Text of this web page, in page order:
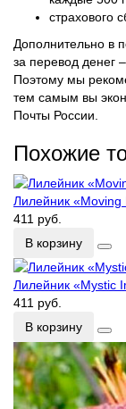
страхового
Дополнительно в
за перевод денег
Поэтому мы
тем самым вы
Почты России.
Похожие
Лилейник «Moving
411 руб.
В корзину
Лилейник «Mystic
411 руб.
В корзину